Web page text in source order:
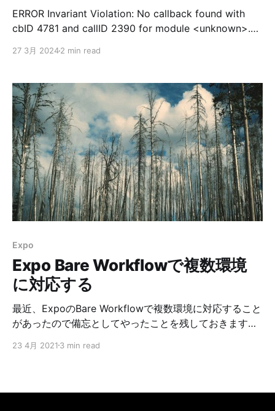
ERROR Invariant Violation: No callback found with
cbID 4781 and callID 2390 for module <unknown>.
Violation: No callback found with cbID 4785 and
engine: hermes ERROR Invariant
27 3月 20242 min read
Expo
Expo Bare Workflowで複数環境
に対応する
最近、ExpoのBare Workflowで複数環境に対応すること
があったので備忘としてやったことを残しておきます。
のアレです。 今回は、開発用、ステージング用、本番用
アプリが作られることになります。 あとiOSについての
23 4月 2021 3 min read